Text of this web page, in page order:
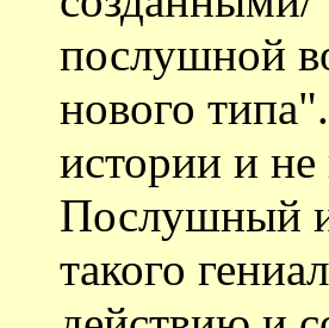
послушной
нового
истории и
Послушный
такого